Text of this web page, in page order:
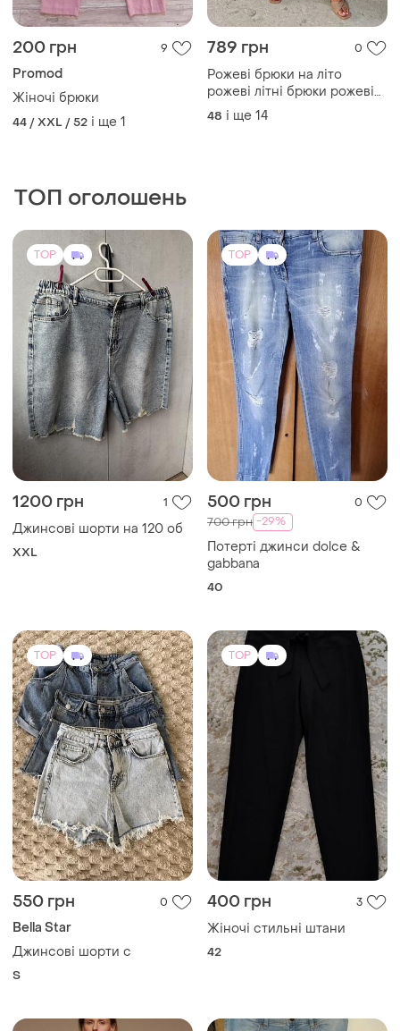
200 грн 9
Promod
Жіночі брюки
44 / XXL / 52 і ще 1
789 грн 0
Рожеві брюки на літо
рожеві літні брюки рожеві
літні штани малина
48 і ще 14
ТОП оголошень
TOP
1200 грн 1
Джинсові шорти на 120 об
XXL
TOP
500 грн 0
700 грн -29%
Потерті джинси dolce &
gabbana
40
TOP
550 грн 0
Bella Star
Джинсові шорти с
S
TOP
400 грн 3
Жіночі стильні штани
42